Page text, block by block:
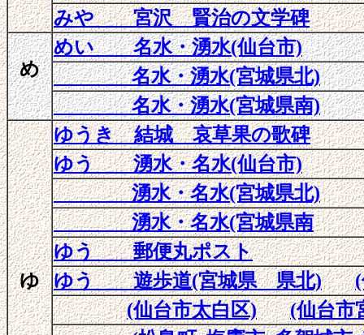
みや 宮沢 賢治の文学碑
め
めい 名水・湧水(仙台市)
名水・湧水(宮城県北)
名水・湧水(宮城県南)
ゆ
ゆうき 結城 哀草果の歌碑
ゆう 湧水・名水(仙台市)
湧水・名水(宮城県北)
湧水・名水(宮城県南
ゆう 郵便丸ポスト
ゆう 遊歩道(宮城県 県北)
(仙台市太白区)
(仙台市